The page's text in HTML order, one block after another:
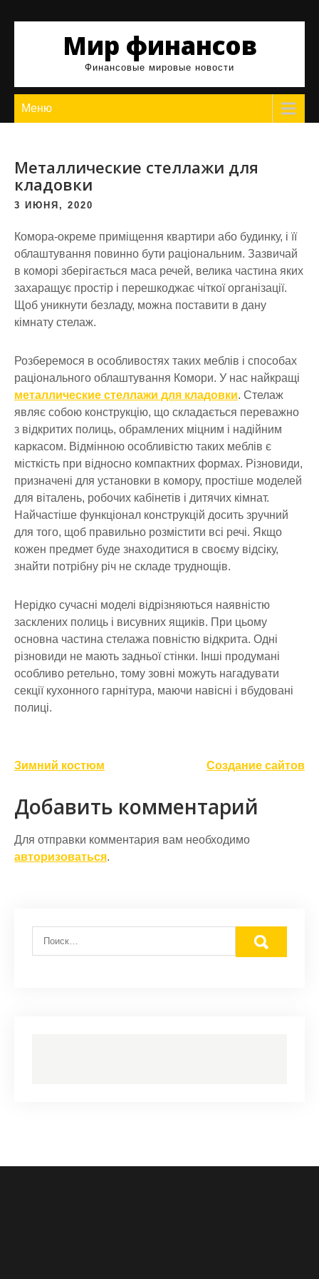
Мир финансов
Финансовые мировые новости
Меню
Металлические стеллажи для
кладовки
3 ИЮНЯ, 2020
Комора-окреме приміщення квартири або будинку, і її
облаштування повинно бути раціональним. Зазвичай
в коморі зберігається маса речей, велика частина яких
захаращує простір і перешкоджає чіткої організації.
Щоб уникнути безладу, можна поставити в дану
кімнату стелаж.
Розберемося в особливостях таких меблів і способах
раціонального облаштування Комори. У нас найкращі
металлические стеллажи для кладовки. Стелаж
являє собою конструкцію, що складається переважно
з відкритих полиць, обрамлених міцним і надійним
каркасом. Відмінною особливістю таких меблів є
місткість при відносно компактних формах. Різновиди,
призначені для установки в комору, простіше моделей
для віталень, робочих кабінетів і дитячих кімнат.
Найчастіше функціонал конструкцій досить зручний
для того, щоб правильно розмістити всі речі. Якщо
кожен предмет буде знаходитися в своєму відсіку,
знайти потрібну річ не складе труднощів.
Нерідко сучасні моделі відрізняються наявністю
засклених полиць і висувних ящиків. При цьому
основна частина стелажа повністю відкрита. Одні
різновиди не мають задньої стінки. Інші продумані
особливо ретельно, тому зовні можуть нагадувати
секції кухонного гарнітура, маючи навісні і вбудовані
полиці.
Навигация
записям
Зимний костюм Создание сайтов
Добавить комментарий
Для отправки комментария вам необходимо
авторизоваться.